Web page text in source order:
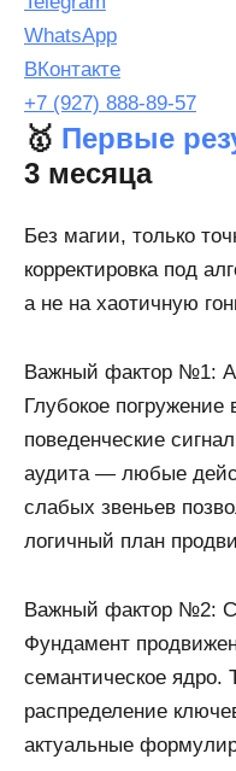
WhatsApp
ВКонтакте
+7 (927) 888-89-57
🥇 Первые
3 месяца
Без магии, только
корректировка под
а не на хаотичную
Важный фактор №1:
Глубокое погружение
поведенческие
аудита — любые
слабых звеньев
логичный план
Важный фактор №2:
Фундамент
семантическое ядро.
распределение
актуальные